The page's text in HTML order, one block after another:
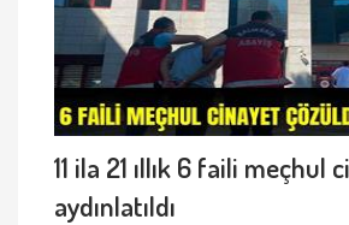
11 ila 21 ıllık 6 faili meçhul
aydınlatıldı